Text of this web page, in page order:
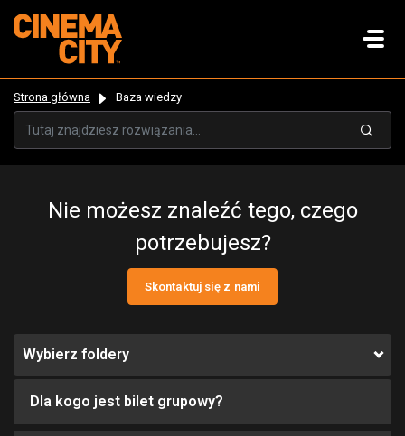
Strona główna Baza wiedzy
Nie możesz znaleźć tego, czego
potrzebujesz?
Skontaktuj się z nami
Wybierz foldery
Dla kogo jest bilet grupowy?